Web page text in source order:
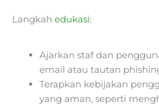
Langkah edukasi:
Ajarkan staf dan
email atau tautan
Terapkan kebijakan
yang aman, seperti